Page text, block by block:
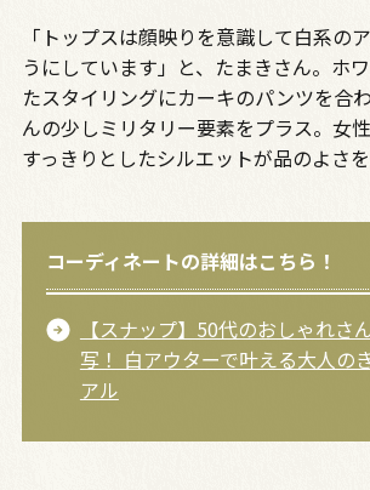
「トップスは顔映りを意識して白系の
うにしています」と、たまきさん。ホ
たスタイリングにカーキのパンツを合
んの少しミリタリー要素をプラス。女
すっきりとしたシルエットが品のよさを
コーディネートの詳細はこちら！
【スナップ】50代のおしゃれさ
写！ 白アウターで叶える大人の
アル